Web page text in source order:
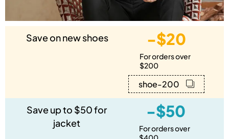
Save on new shoes -$20
For orders over
$200
shoe-200
Save up to $50 for
jacket
-$50
For orders over